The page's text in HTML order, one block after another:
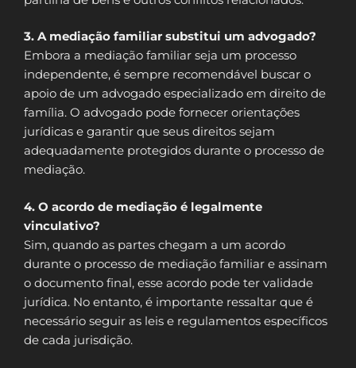
3. A mediação familiar substitui um advogado?
Embora a mediação familiar seja um processo
independente, é sempre recomendável buscar o
apoio de um advogado especializado em direito de
família. O advogado pode fornecer orientações
jurídicas e garantir que seus direitos sejam
adequadamente protegidos durante o processo de
mediação.
4. O acordo de mediação é legalmente
vinculativo?
Sim, quando as partes chegam a um acordo
durante o processo de mediação familiar e assinam
o documento final, esse acordo pode ter validade
jurídica. No entanto, é importante ressaltar que é
necessário seguir as leis e regulamentos específicos
de cada jurisdição.